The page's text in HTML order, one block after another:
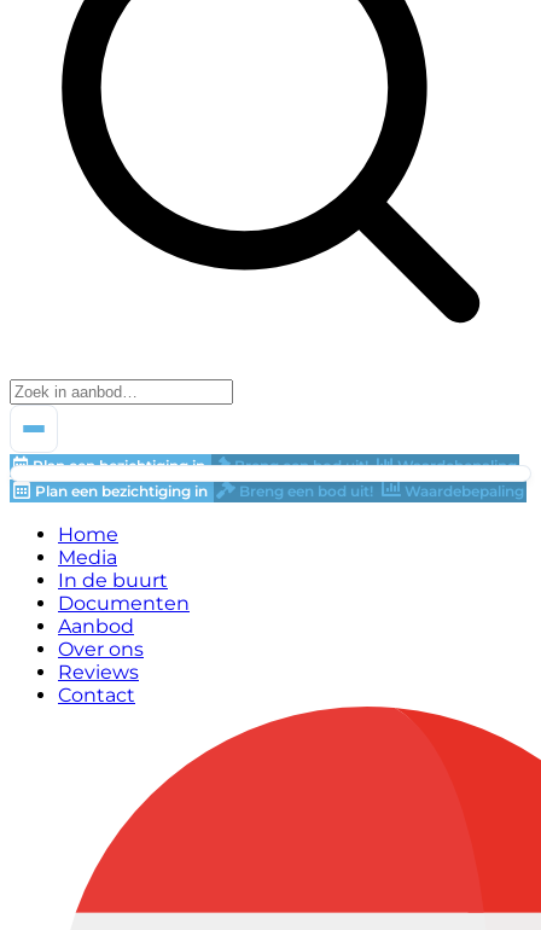
Plan een bezichtiging in Breng een bod uit!
Waardebepaling
Plan een bezichtiging in
Breng een bod uit! Waardebepaling
Home
Media
In de buurt
Documenten
Aanbod
Over ons
Reviews
Contact